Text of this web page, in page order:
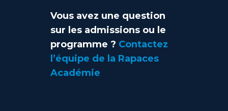
Vous avez une question
sur les admissions ou le
programme ? Contactez
l’équipe de la Rapaces
Académie